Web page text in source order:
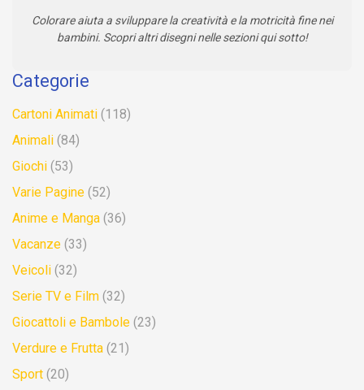
Colorare aiuta a sviluppare la creatività e la motricità fine nei
bambini. Scopri altri disegni nelle sezioni qui sotto!
Categorie
Cartoni Animati (118)
Animali (84)
Giochi (53)
Varie Pagine (52)
Anime e Manga (36)
Vacanze (33)
Veicoli (32)
Serie TV e Film (32)
Giocattoli e Bambole (23)
Verdure e Frutta (21)
Sport (20)